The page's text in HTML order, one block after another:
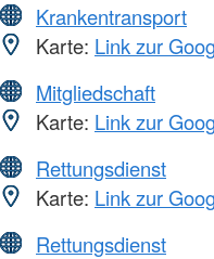
Krankentransport
Karte: Link zur
Mitgliedschaft
Karte: Link zur
Rettungsdienst
Karte: Link zur
Rettungsdienst